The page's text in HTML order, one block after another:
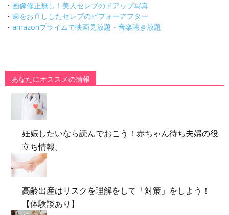
・ 画像修正無し！美人セレブのドアップ写真
・ 歯をお直ししたセレブのビフォーアフター
・ amazonプライムで映画見放題・音楽聴き放題
あなたにオススメの情報
妊娠したいなら読んでおこう！赤ちゃん待ち夫婦の役
立ち情報。
高齢出産はリスクを理解をして「対策」をしよう！
【体験談あり】